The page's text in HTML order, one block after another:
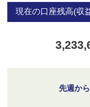
現在の口座残高(収
先週か